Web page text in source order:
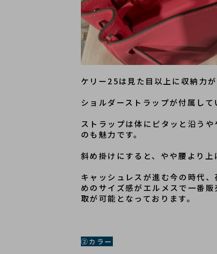
ケリー25は見た目以上に収納力
ショルダーストラップが付属し
ストラップは体にピタッと沿う
のも魅力です。
斜め掛けにすると、やや腰より
キャッシュレスが進む今の時代
めのサイズ感がエルメスで一番
取が可能となっております。
②カラー